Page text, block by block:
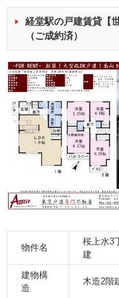
経堂駅の戸建賃貸【
（ご成約済）
物件名
桜上水3
建
建物構
造
木造2階